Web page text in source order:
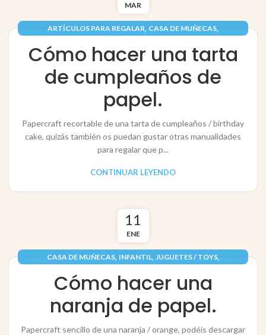
MAR
ARTÍCULOS PARA REGALAR, CASA DE MUÑECAS,
PAPEL / PAPER,RECORTABLES PAPERCRAFT
Cómo hacer una tarta
de cumpleaños de
papel.
Papercraft recortable de una tarta de cumpleaños / birthday
cake, quizás también os puedan gustar otras manualidades
para regalar que p...
CONTINUAR LEYENDO
11
ENE
CASA DE MUÑECAS, INFANTIL, JUGUETES / TOYS,
Cómo hacer una
naranja de papel.
Papercraft sencillo de una naranja / orange, podéis descargar